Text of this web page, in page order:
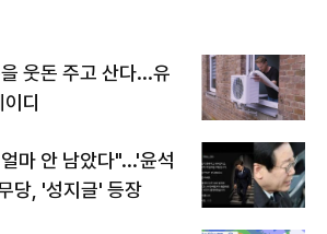
웃돈 주고 산다...유
디
마 안 남았다"...'윤석
당, '성지글' 등장